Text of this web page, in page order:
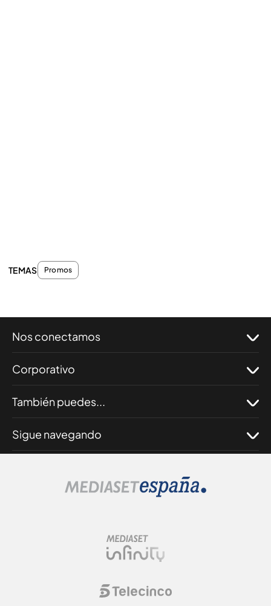
TEMAS Promos
Nos conectamos
Corporativo
También puedes...
Sigue navegando